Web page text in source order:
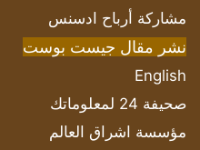
مشاركة أرباح ادسنس
نشر مقال جيست بوست
English
صحيفة 24 لمعلوماتك
مؤسسة اشراق العالم